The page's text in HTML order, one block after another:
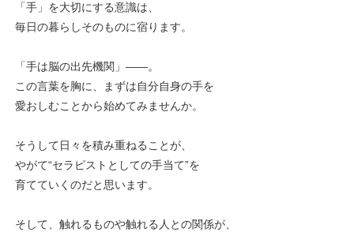
「手」を大切にする意識は、
毎日の暮らしそのものに宿ります。
「手は脳の出先機関」――。
この言葉を胸に、まずは自分自身の手を
愛おしむことから始めてみませんか。
そうして日々を積み重ねることが、
やがて“セラピストとしての手当て”を
育てていくのだと思います。
そして、触れるものや触れる人との関係が、